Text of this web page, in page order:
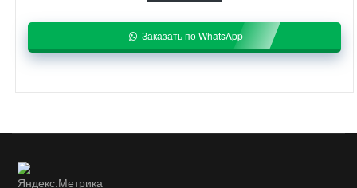
Заказать по WhatsApp